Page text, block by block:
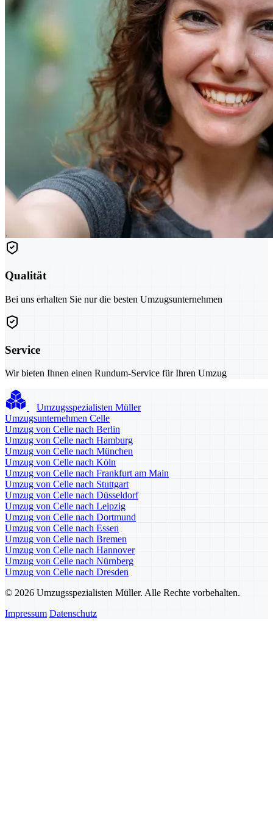
Qualität
Bei uns erhalten Sie nur die besten Umzugsunternehmen
Service
Wir bieten Ihnen einen Rundum-Service für Ihren Umzug
Umzugsspezialisten Müller
Umzugsunternehmen Celle
Umzug von Celle nach Berlin
Umzug von Celle nach Hamburg
Umzug von Celle nach München
Umzug von Celle nach Köln
Umzug von Celle nach Frankfurt am Main
Umzug von Celle nach Stuttgart
Umzug von Celle nach Düsseldorf
Umzug von Celle nach Leipzig
Umzug von Celle nach Dortmund
Umzug von Celle nach Essen
Umzug von Celle nach Bremen
Umzug von Celle nach Hannover
Umzug von Celle nach Nürnberg
Umzug von Celle nach Dresden
© 2026 Umzugsspezialisten Müller. Alle Rechte vorbehalten.
Impressum Datenschutz